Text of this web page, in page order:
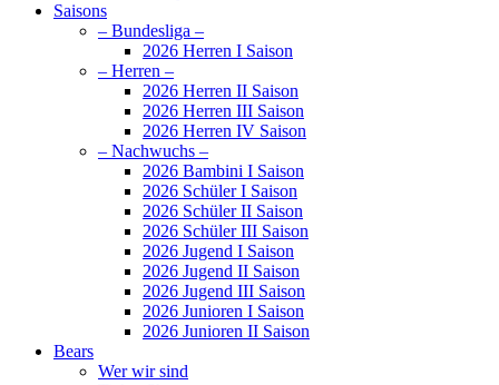
Saisons
– Bundesliga –
2026 Herren I Saison
– Herren –
2026 Herren II Saison
2026 Herren III Saison
2026 Herren IV Saison
– Nachwuchs –
2026 Bambini I Saison
2026 Schüler I Saison
2026 Schüler II Saison
2026 Schüler III Saison
2026 Jugend I Saison
2026 Jugend II Saison
2026 Jugend III Saison
2026 Junioren I Saison
2026 Junioren II Saison
Bears
Wer wir sind